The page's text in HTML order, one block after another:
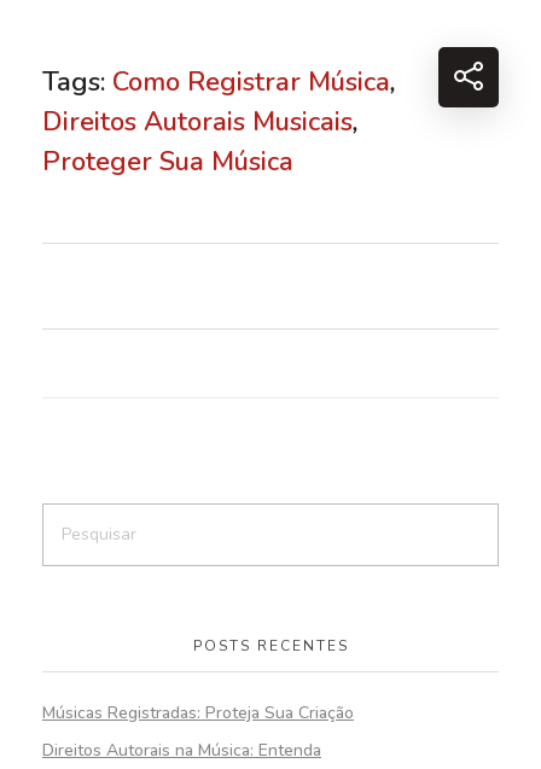
Tags: Como Registrar Música,
Direitos Autorais Musicais,
Proteger Sua Música
POSTS RECENTES
Músicas Registradas: Proteja Sua Criação
Direitos Autorais na Música: Entenda